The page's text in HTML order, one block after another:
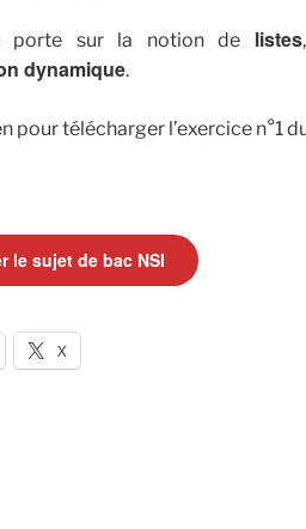
porte sur la notion de listes
dynamique.
pour télécharger l’exercice n°1
le sujet de bac NSI
X